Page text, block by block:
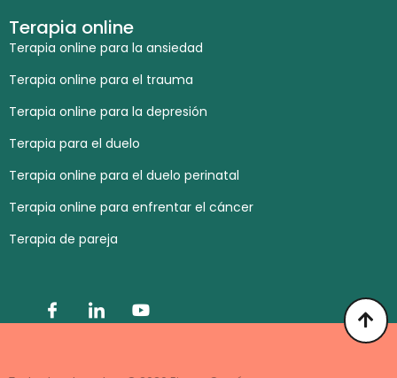
Terapia online
Terapia online para la ansiedad
Terapia online para el trauma
Terapia online para la depresión
Terapia para el duelo
Terapia online para el duelo perinatal
Terapia online para enfrentar el cáncer
Terapia de pareja